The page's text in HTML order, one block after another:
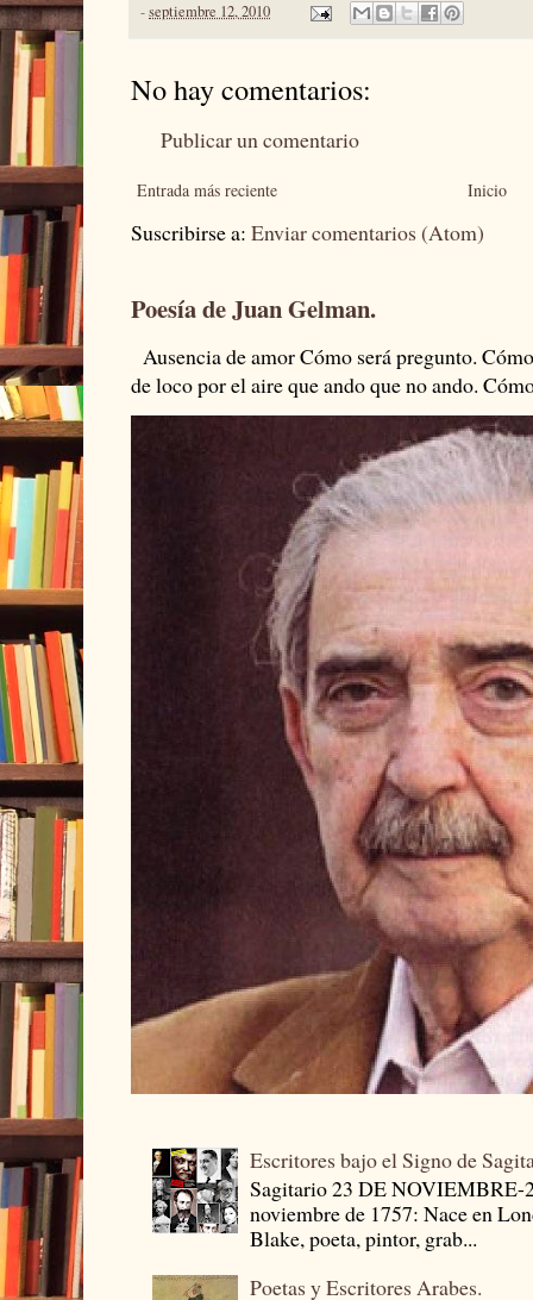
-septiembre 12, 2010
No hay comentarios:
Publicar un comentario
Entrada más reciente Inicio
Suscribirse a: Enviar comentarios (Atom)
Poesía de Juan Gelman.
Ausencia de amor Cómo será pregunto.
de loco por el aire que ando que no ando.
Escritores bajo el Signo de
Sagitario 23 DE
noviembre de 1757: Nace en
Blake, poeta, pintor, grab...
Poetas y Escritores Arabes.